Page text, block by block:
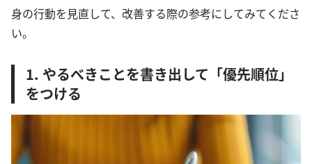
身の行動を見直して、改善する際の参考にしてみてくださ
い。
1. やるべきことを書き出して「優先順位」
をつける